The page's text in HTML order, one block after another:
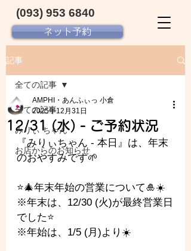
ネット予約
(093) 953 6840‬
記事
全ての記事
みりぃ ちゃん
お店からのお知らせ
全ての記事
12/31 (水) - ご予約状況
AMPHI・あんふぃっ 小倉
2025年12月31日
『みりぃちゃん - 本日』は、年末
のおやすみです🌱
⭐️🎄年末年始の営業について🎍☀️
※年末は、12/30 (火)が最終営業日
でした⭐️
※年始は、1/5 (月)より☀️